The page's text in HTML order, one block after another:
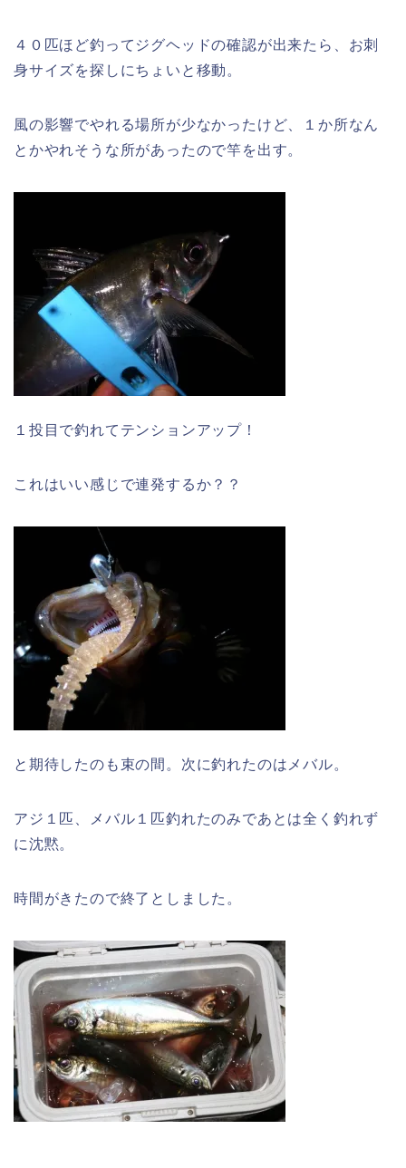
４０匹ほど釣ってジグヘッドの確認が出来たら、お刺
身サイズを探しにちょいと移動。
風の影響でやれる場所が少なかったけど、１か所なん
とかやれそうな所があったので竿を出す。
１投目で釣れてテンションアップ！
これはいい感じで連発するか？？
と期待したのも束の間。次に釣れたのはメバル。
アジ１匹、メバル１匹釣れたのみであとは全く釣れず
に沈黙。
時間がきたので終了としました。